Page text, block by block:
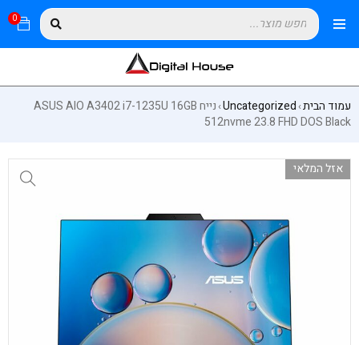
0
עמוד הבית›
Uncategorized
›
נייח ASUS AIO A3402 i7-1235U 16GB
512nvme 23.8 FHD DOS Black
אזל המלאי